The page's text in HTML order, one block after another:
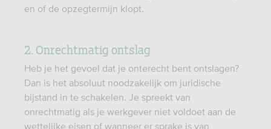
en of de opzegtermijn klopt.
2. Onrechtmatig ontslag
Heb je het gevoel dat je onterecht bent ontslagen?
Dan is het absoluut noodzakelijk om juridische
bijstand in te schakelen. Je spreekt van
onrechtmatig als je werkgever niet voldoet aan de
wettelijke eisen of wanneer er sprake is van